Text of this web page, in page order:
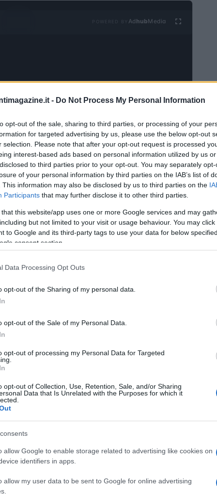
- Do Not Process My Personal Information
opt-out of the sale, sharing to third parties, or processing of your
for targeted advertising by us, please use the below opt-out
selection. Please note that after your opt-out request is processed
interest-based ads based on personal information utilized by us
to third parties prior to your opt-out. You may separately
of your personal information by third parties on the IAB’s list of
This information may also be disclosed by us to third parties on the
Participants that may further disclose it to other third parties.
that this website/app uses one or more Google services and may
but not limited to your visit or usage behaviour. You may
to Google and its third-party tags to use your data for below
consent section.
Data Processing Opt Outs
opt-out of the Sharing of my personal data.
opt-out of the Sale of my Personal Data.
opt-out of processing my Personal Data for Targeted
opt-out of Collection, Use, Retention, Sale, and/or Sharing
Data that Is Unrelated with the Purposes for which it
allow Google to enable storage related to advertising like cookies on
identifiers in apps.
allow my user data to be sent to Google for online advertising
Ad hubMedia
(CCNL)Funzioni Locali. Rispetto alla normativa
della retribuzione per il primo mese, i dipendenti
di maggior favore, ricevendo il 100% della
Di seguito, spieghiamo nel dettaglio come
Locali, il congedo parentale è retribuito al100%
essere fruiti in maniera continuativa o frazionata
o entro 12 anni dall’ingresso in famiglia in
che per il padre, successivo alla fruizione della